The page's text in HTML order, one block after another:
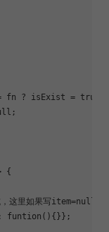
fn ? isExist = true
;
{
这里如果写item=null是
funtion(){}};